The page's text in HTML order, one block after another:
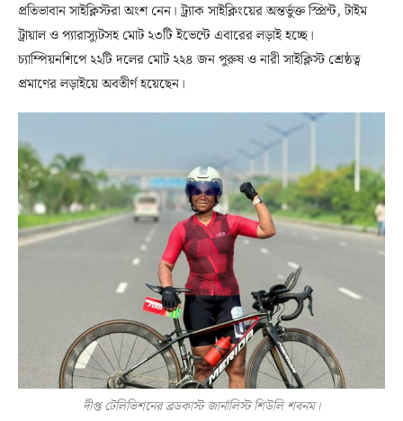
প্রতিভাবান সাইক্লিস্টরা অংশ নেন। ট্র্যাক সাইক্লিংয়ের অন্তর্ভুক্ত স্প্রিন্ট, টাইম
ট্রায়াল ও প্যারাস্যুটসহ মোট ২৩টি ইভেন্টে এবারের লড়াই হচ্ছে।
চ্যাম্পিয়নশিপে ২২টি দলের মোট ২২৪ জন পুরুষ ও নারী সাইক্লিস্ট শ্রেষ্ঠত্ব
প্রমাণের লড়াইয়ে অবতীর্ণ হয়েছেন।
দীপ্ত টেলিভিশনের ব্রডকাস্ট জার্নালিস্ট শিউলি শবনম।